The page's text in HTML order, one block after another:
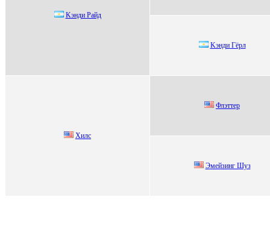
Kэнди Райд
Kэнди Гёрл
Хилс
Флэттeр
Эмейзинг Шуз